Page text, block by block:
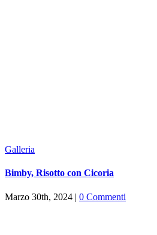
Galleria
Bimby, Risotto con Cicoria
Marzo 30th, 2024 | 0 Commenti